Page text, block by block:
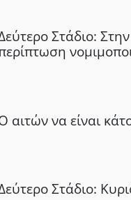
του καταστήματος
Στάδιο:
αιτών να είναι
Στάδιο: